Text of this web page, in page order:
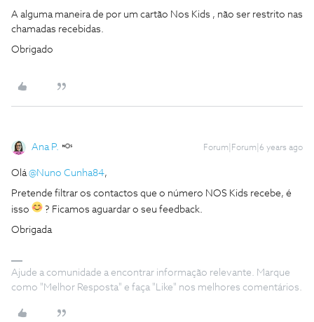
A alguma maneira de por um cartão Nos Kids , não ser restrito nas
chamadas recebidas.
Obrigado
Ana P. Forum|Forum|6 years ago
Olá@Nuno Cunha84,
Pretende filtrar os contactos que o número NOS Kids recebe, é
isso
? Ficamos aguardar o seu feedback.
Obrigada
Ajude a comunidade a encontrar informação relevante. Marque
como "Melhor Resposta" e faça "Like" nos melhores comentários.